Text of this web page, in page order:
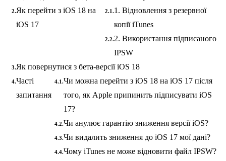
Як перейти з iOS 18 на
iOS 17
1. Відновлення з резервної
копії iTunes
2. Використання підписаного
IPSW
Як повернутися з бета-версії iOS 18
Часті
запитання
Чи можна перейти з iOS 18 на iOS 17 після
того, як Apple припинить підписувати iOS
17?
Чи анулює гарантію зниження версії iOS?
Чи видалить зниження до iOS 17 мої дані?
Чому iTunes не може відновити файл IPSW?